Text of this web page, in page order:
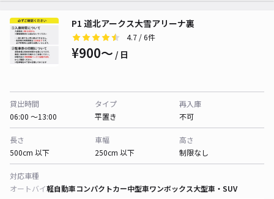
P1 道北アークス大雪アリーナ裏
4.7 / 6件
¥900〜 / 日
貸出時間
06:00 〜13:00
タイプ
平置き
再入庫
不可
長さ
500cm 以下
車幅
250cm 以下
高さ
制限なし
対応車種
オートバイ軽自動車コンパクトカー中型車ワンボックス大型車・SUV